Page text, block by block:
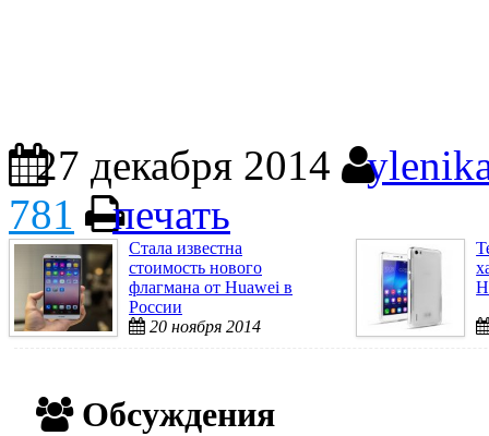
27 декабря 2014
781
печать
Стала известна
стоимость нового
флагмана от Huawei в
России
20 ноября 2014
Обсуждения